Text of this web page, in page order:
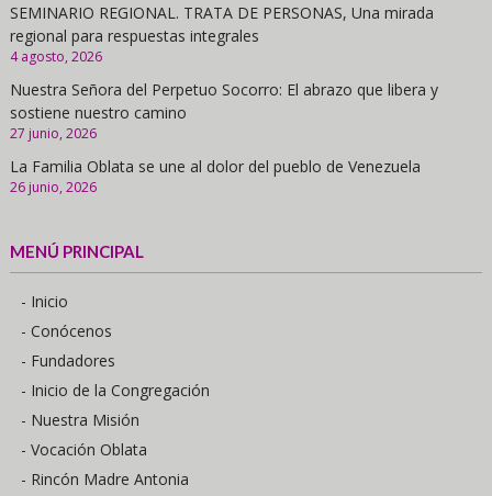
SEMINARIO REGIONAL. TRATA DE PERSONAS, Una mirada
regional para respuestas integrales
4 agosto, 2026
Nuestra Señora del Perpetuo Socorro: El abrazo que libera y
sostiene nuestro camino
27 junio, 2026
La Familia Oblata se une al dolor del pueblo de Venezuela
26 junio, 2026
MENÚ PRINCIPAL
- Inicio
- Conócenos
- Fundadores
- Inicio de la Congregación
- Nuestra Misión
- Vocación Oblata
- Rincón Madre Antonia